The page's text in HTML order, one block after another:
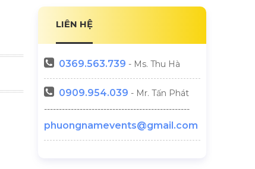
LIÊN HỆ
0369.563.739 - Ms. Thu Hà
0909.954.039 - Mr. Tấn Phát
-------------------------------------------------
phuongnamevents@gmail.com